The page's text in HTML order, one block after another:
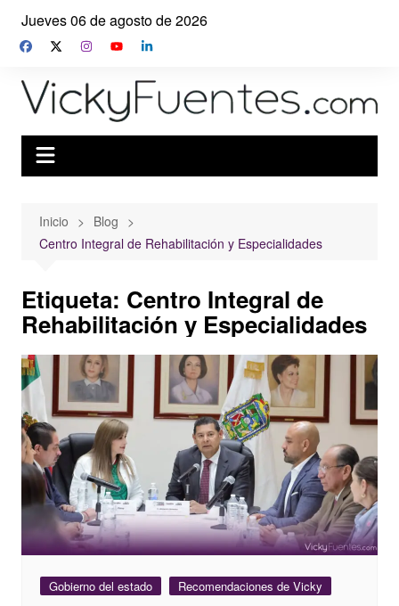
Saltar
contenido
Jueves 06 de agosto de 2026
Inicio
Blog
Centro Integral de Rehabilitación y Especialidades
Etiqueta: Centro Integral de
Rehabilitación y Especialidades
Gobierno del estado Recomendaciones de Vicky